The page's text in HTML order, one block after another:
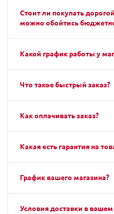
Стоит ли покупать
можно обойтись
Какой график работы у
Что такое быстрый заказ?
Как оплачивать заказ?
Какая есть гарантия на
График вашего магазина?
Условия доставки в вашем